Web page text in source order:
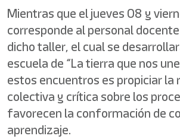
Mientras que el jueves 08 y
corresponde al personal
dicho taller, el cual se
escuela de “La tierra que nos
estos encuentros es propiciar la
colectiva y crítica sobre los
favorecen la conformación de
aprendizaje.